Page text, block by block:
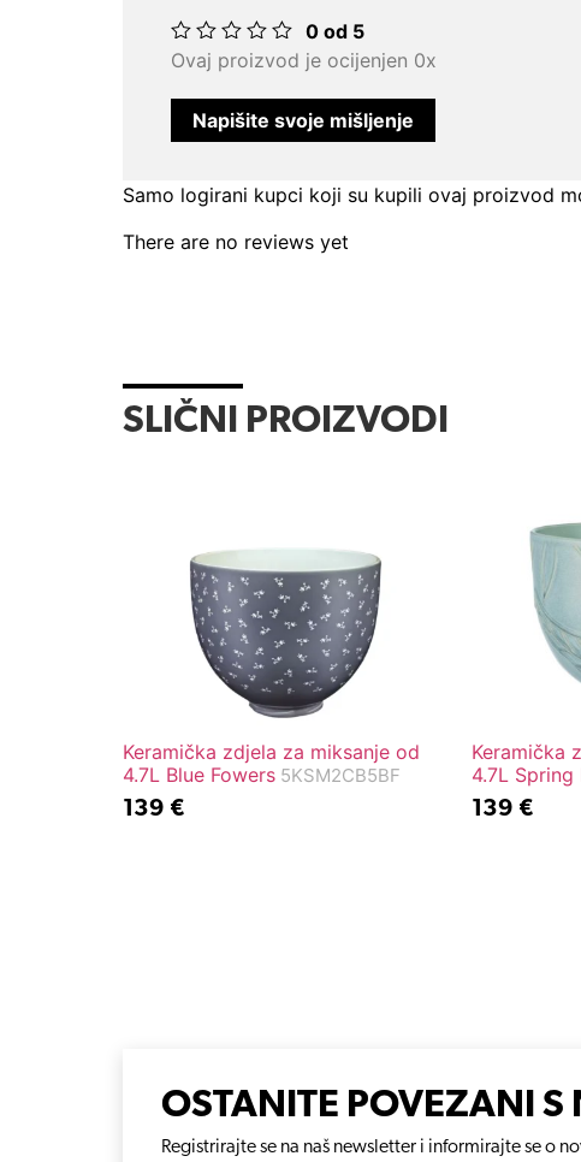
Ocjenjeno
od
0 od 5
Ovaj proizvod je ocijenjen 0x
Napišite svoje mišljenje
There are no reviews yet
Samo logirani kupci koji su kupili ovaj proizvod
SLIČNI PROIZVODI
Keramička zdjela za miksanje od
4.7L Blue Fowers 5KSM2CB5BF
139 €
Keramička
4.7L Spring
139 €
OSTANITE POVEZANI
Registrirajte se na naš newsletter i informirajte se o